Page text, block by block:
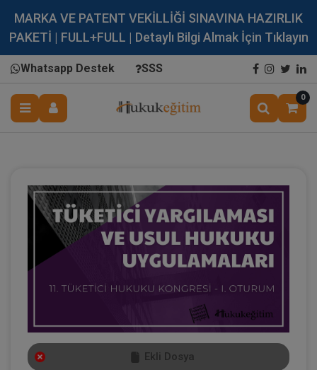
MARKA VE PATENT VEKİLLİĞİ SINAVINA HAZIRLIK
PAKETİ | FULL+FULL | Detaylı Bilgi Almak İçin Tıklayın
Whatsapp Destek SSS
0
Ekli Dosya